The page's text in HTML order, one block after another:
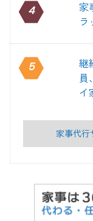
4
家
ラ
5
継
員
イ
家事代行